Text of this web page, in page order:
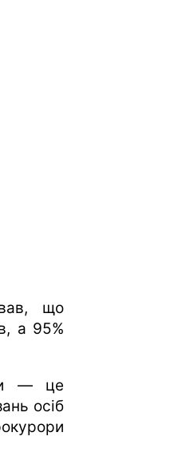
що
а 95%
— це
осіб